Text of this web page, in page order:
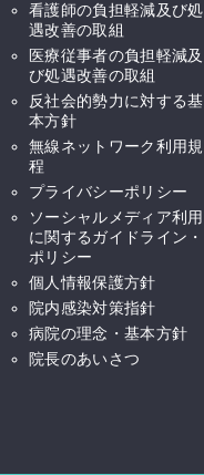
看護師の負担軽減及び処
遇改善の取組
医療従事者の負担軽減及
び処遇改善の取組
反社会的勢力に対する基
本方針
無線ネットワーク利用規
程
プライバシーポリシー
ソーシャルメディア利用
に関するガイドライン・
ポリシー
個人情報保護方針
院内感染対策指針
病院の理念・基本方針
院長のあいさつ